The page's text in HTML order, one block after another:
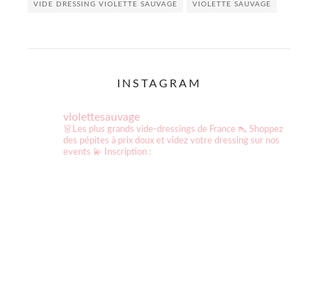
VIDE DRESSING VIOLETTE SAUVAGE VIOLETTE SAUVAGE
INSTAGRAM
violettesauvage
👗Les plus grands vide-dressings de France 👠 Shoppez
des pépites à prix doux et videz votre dressing sur nos
events 💫 Inscription :